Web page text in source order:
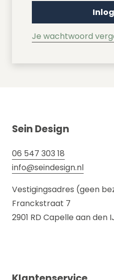
Je wachtwoord
Sein Design
06 547 303 18
info@seindesign.nl
Vestigingsadres (geen
Franckstraat 7
2901 RD Capelle aan den